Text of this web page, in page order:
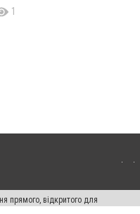
1
прямого, відкритого для